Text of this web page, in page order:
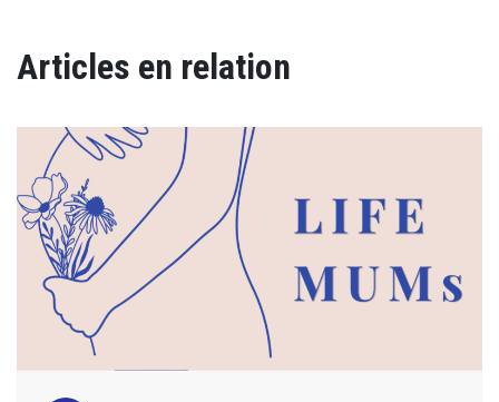
Articles en relation